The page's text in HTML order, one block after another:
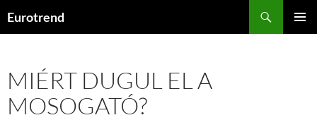
Eurotrend
MIÉRT DUGUL EL A
MOSOGATÓ?